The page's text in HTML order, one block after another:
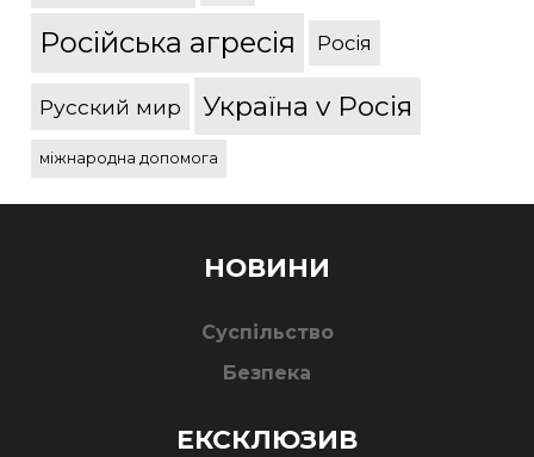
Російська агресія Росія
Русский мир Україна v Росія
міжнародна допомога
НОВИНИ
Суспільство
Безпека
ЕКСКЛЮЗИВ